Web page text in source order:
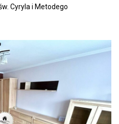
Cyryla i Metodego